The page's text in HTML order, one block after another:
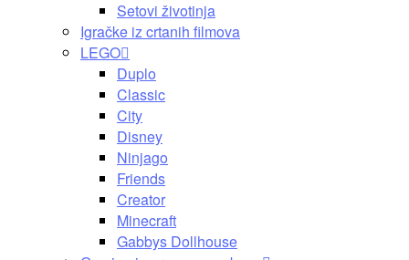
Setovi životinja
Igračke iz crtanih filmova
LEGO
Duplo
Classic
City
Disney
Ninjago
Friends
Creator
Minecraft
Gabbys Dollhouse